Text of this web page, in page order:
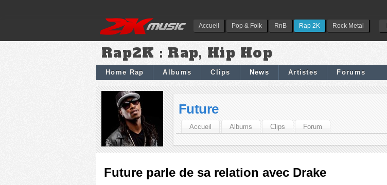
Accueil Pop & Folk RnB Rap 2K Rock Metal
Rap2K : Rap, Hip Hop
Home Rap Albums Clips News Artistes Forums
Future
Accueil Albums Clips Forum
Future parle de sa relation avec Drake